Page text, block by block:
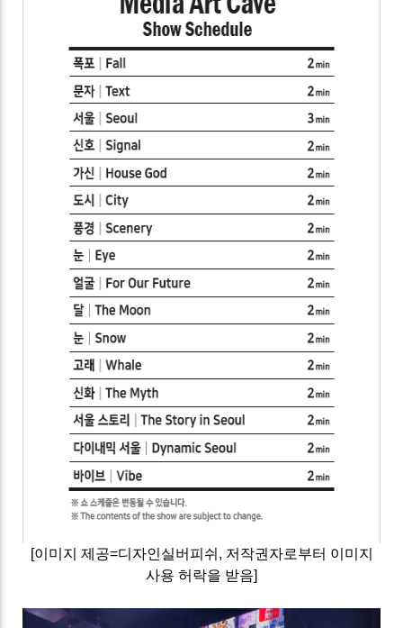
[이미지 제공=디자인실버피쉬, 저작권자로부터 이미지
사용 허락을 받음]